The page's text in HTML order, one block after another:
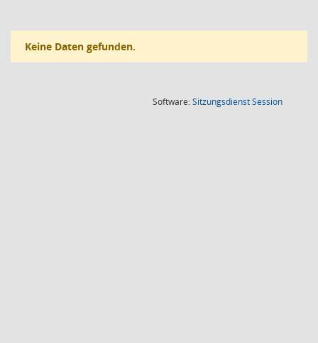
Keine Daten gefunden.
Software:SitzungsdienstSession(Wird in